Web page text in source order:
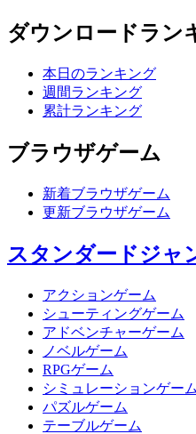
ダウンロードラン
本日のランキング
週間ランキング
累計ランキング
ブラウザゲーム
新着ブラウザゲーム
更新ブラウザゲーム
スタンダードジャ
アクションゲーム
シューティングゲーム
アドベンチャーゲーム
ノベルゲーム
RPGゲーム
シミュレーションゲーム
パズルゲーム
テーブルゲーム